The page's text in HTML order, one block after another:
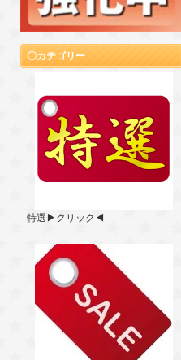
カテゴリー
特選▶クリック◀